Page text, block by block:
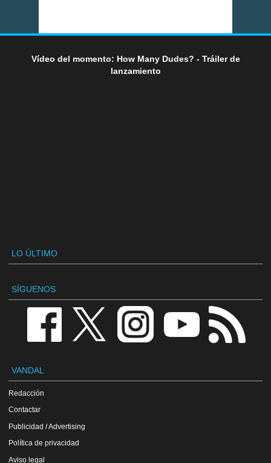
Vídeo del momento: How Many Dudes? - Tráiler de
lanzamiento
LO ÚLTIMO
SÍGUENOS
VANDAL
Redacción
Contactar
Publicidad / Advertising
Política de privacidad
Aviso legal